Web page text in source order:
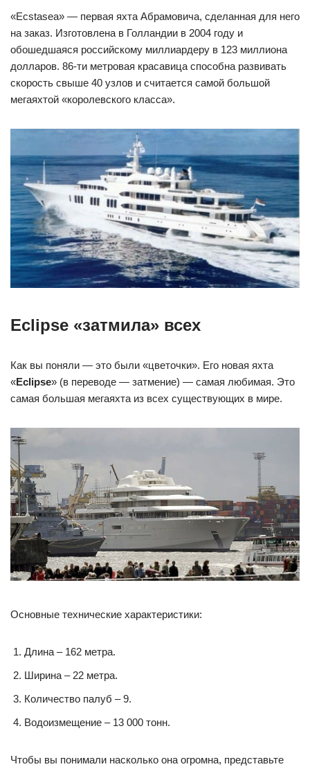
«Ecstasea» — первая яхта Абрамовича, сделанная для него
на заказ. Изготовлена в Голландии в 2004 году и
обошедшаяся российскому миллиардеру в 123 миллиона
долларов. 86-ти метровая красавица способна развивать
скорость свыше 40 узлов и считается самой большой
мегаяхтой «королевского класса».
Eclipse «затмила» всех
Как вы поняли — это были «цветочки». Его новая яхта
«Eclipse» (в переводе — затмение) — самая любимая. Это
самая большая мегаяхта из всех существующих в мире.
Основные технические характеристики:
Длина – 162 метра.
Ширина – 22 метра.
Количество палуб – 9.
Водоизмещение – 13 000 тонн.
Чтобы вы понимали насколько она огромна, представьте